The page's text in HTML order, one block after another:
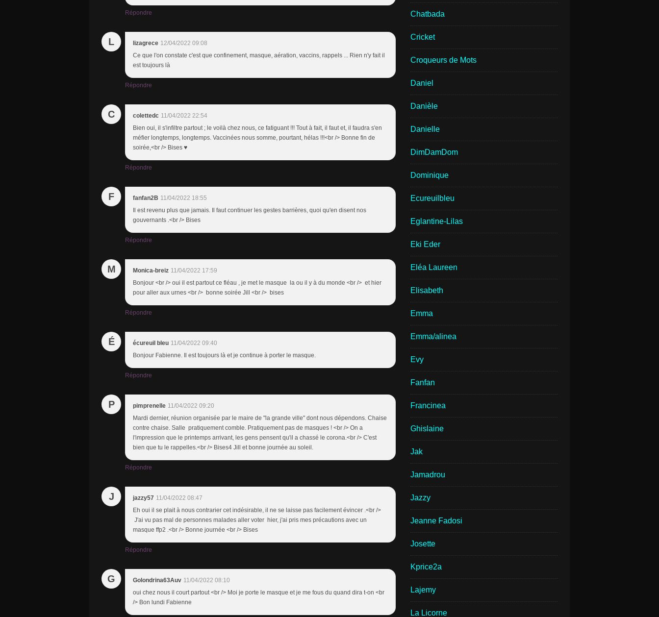
Répondre
L lizagrece 12/04/2022 09:08
Ce que l'on constate c'est que confinement, masque, aération, vaccins, rappels ... Rien n'y fait il
est toujours là
Répondre
C colettedc 11/04/2022 22:54
Bien oui, il s'infiltre partout ; le voilà chez nous, ce fatiguant !!! Tout à fait, il faut et, il faudra s'en
méfier longtemps, longtemps. Vaccinées nous somme, pourtant, hélas !!!<br /> Bonne fin de
soirée,<br /> Bises ♥
Répondre
F fanfan2B 11/04/2022 18:55
Il est revenu plus que jamais. Il faut continuer les gestes barrières, quoi qu'en disent nos
gouvernants .<br /> Bises
Répondre
M Monica-breiz 11/04/2022 17:59
Bonjour <br /> oui il est partout ce fléau , je met le masque la ou il y à du monde <br /> et hier
pour aller aux urnes <br /> bonne soirée Jill <br /> bises
Répondre
É écureuil bleu 11/04/2022 09:40
Bonjour Fabienne. Il est toujours là et je continue à porter le masque.
Répondre
P pimprenelle 11/04/2022 09:20
Mardi dernier, réunion organisée par le maire de "la grande ville" dont nous dépendons. Chaise
contre chaise. Salle pratiquement comble. Pratiquement pas de masques ! <br /> On a
l'impression que le printemps arrivant, les gens pensent qu'il a chassé le corona.<br /> C'est
bien que tu le rappelles.<br /> Bises4 Jill et bonne journée au soleil.
Répondre
J jazzy57 11/04/2022 08:47
Eh oui il se plait à nous contrarier cet indésirable, il ne se laisse pas facilement évincer .<br />
J'ai vu pas mal de personnes malades aller voter hier, j'ai pris mes précautions avec un
masque ffp2 .<br /> Bonne journée <br /> Bises
Répondre
G Golondrina63Auv 11/04/2022 08:10
oui chez nous il court partout <br /> Moi je porte le masque et je me fous du quand dira t-on <br
/> Bon lundi Fabienne
Chatbada
Cricket
Croqueurs de Mots
Daniel
Danièle
Danielle
DimDamDom
Dominique
Ecureuilbleu
Eglantine-Lilas
Eki Eder
Eléa Laureen
Elisabeth
Emma
Emma/alinea
Evy
Fanfan
Francinea
Ghislaine
Jak
Jamadrou
Jazzy
Jeanne Fadosi
Josette
Kprice2a
Lajemy
La Licorne